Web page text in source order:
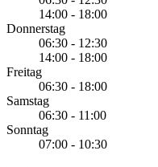
14:00 - 18:00
Donnerstag
06:30 - 12:30
14:00 - 18:00
Freitag
06:30 - 18:00
Samstag
06:30 - 11:00
Sonntag
07:00 - 10:30